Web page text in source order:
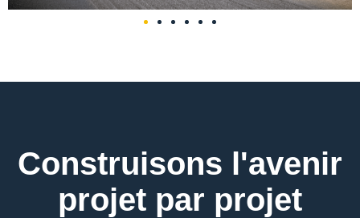
Construisons l'avenir
projet par projet